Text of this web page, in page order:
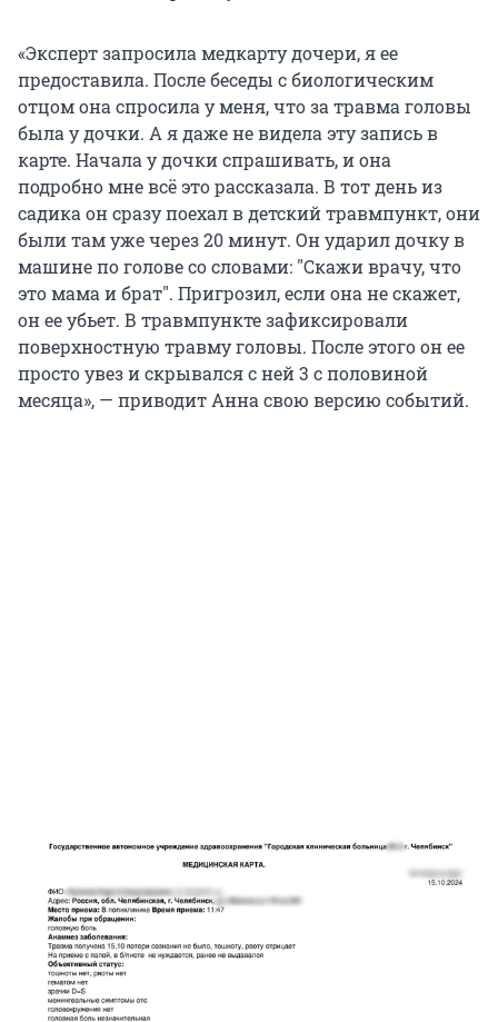
«Эксперт запросила медкарту дочери, я ее
предоставила. После беседы с биологическим
отцом она спросила у меня, что за травма головы
была у дочки. А я даже не видела эту запись в
карте. Начала у дочки спрашивать, и она
подробно мне всё это рассказала. В тот день из
садика он сразу поехал в детский травмпункт, они
были там уже через 20 минут. Он ударил дочку в
машине по голове со словами: "Скажи врачу, что
это мама и брат". Пригрозил, если она не скажет,
он ее убьет. В травмпункте зафиксировали
поверхностную травму головы. После этого он ее
просто увез и скрывался с ней 3 с половиной
месяца», — приводит Анна свою версию событий.